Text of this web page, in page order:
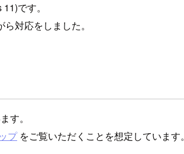
です。
対応をしました。
す。
プをご覧いただくことを想定しています。